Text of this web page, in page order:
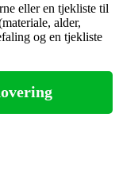
eller en tjekliste til
alder,
og en tjekliste